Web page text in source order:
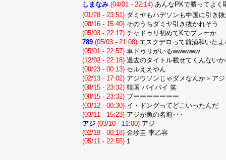
しまなみ (04/01 - 22:14) あんなPKで勝ってよく
(01/28 - 23:51) ダミヤもハデソンも中国に引き
(08/16 - 15:40) そのうちダミヤ引き抜かれそう
(05/03 - 22:17) チャドゥリ初めてKでプレーか
789 (05/03 - 21:08) エスクデロって前浦和いたよ
(05/01 - 22:57) 車ドゥリがいるwwwwww
(12/02 - 22:18) 過去のタイトル載せてくんない
(08/23 - 00:13) セルええやん
(02/13 - 17:02) アジウソンじゃダメなんか＞アジ
(08/15 - 23:32) 韓国 バイバイ 笑
(08/15 - 23:32) ブーーーーーーー
(03/12 - 00:30) イ・ドングってどこいったんだ
(03/11 - 15:23) アジが魚の名前･･･
アジ (03/10 - 11:00) アジ
(02/18 - 00:18) 金珍圭 李乙容
(05/11 - 22:55) 1